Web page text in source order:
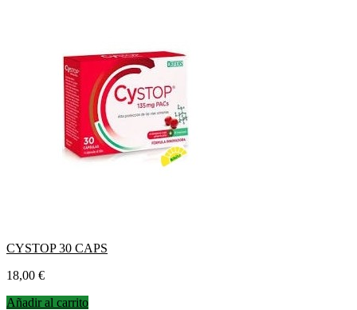
CYSTOP 30 CAPS
Precio
18,00 €
Añadir al carrito